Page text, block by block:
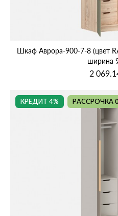
Шкаф Аврора‑900‑7‑8 (цвет
ширина
2
КРЕДИТ 4% РАССРОЧКА